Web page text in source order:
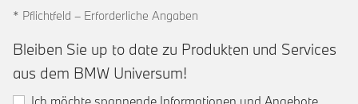
* Pflichtfeld – Erforderliche Angaben
Bleiben Sie up to date zu Produkten und Services
aus dem BMW Universum!
Ich möchte spannende Informationen und Angebote